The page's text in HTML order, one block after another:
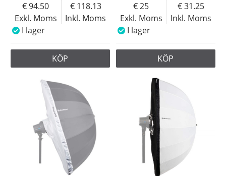
Exkl. Moms
94.50
Inkl. Moms
118.13
I lager
KÖP
Exkl. Moms
25
Inkl. Moms
31.25
I lager
KÖP